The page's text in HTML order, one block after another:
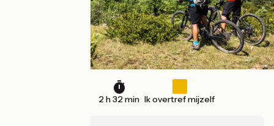
2 h 32 min Ik overtref mijzelf